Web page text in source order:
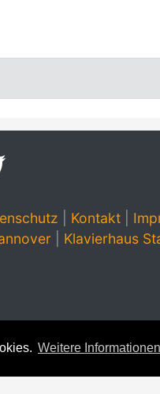
Weitere Informationen
Kontakt|
Klavierhaus